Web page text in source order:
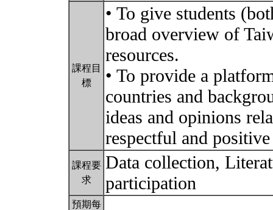
課程目
標
• To give students
broad overview of
resources.
• To provide a
countries and
ideas and opinions
respectful and
課程要
求
Data collection,
participation
預期每